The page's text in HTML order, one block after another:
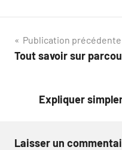
Navigation
de
Publication précédente
Tout savoir sur
Expliquer
Laisser un